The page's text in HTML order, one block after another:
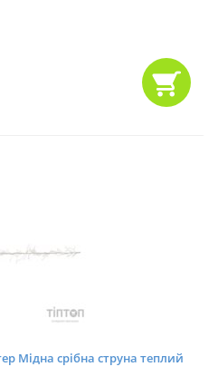
Мідна срібна струна теплий